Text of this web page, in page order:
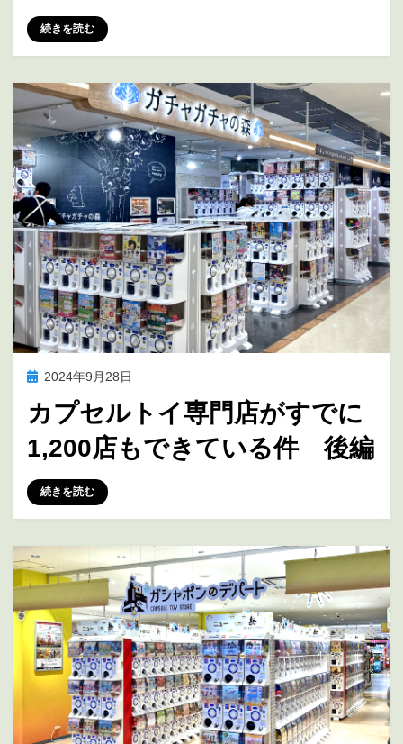
投稿者marumegane
続きを読む
投
日:
2024年9月28日
カプセルトイ専門店がすでに
1,200店もできている件 後編
投稿者marumegane
続きを読む